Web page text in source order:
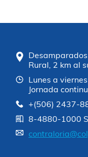
Rural, 2 km al
Lunes a
Jornada
+(506) 2437-
8-4880-1000